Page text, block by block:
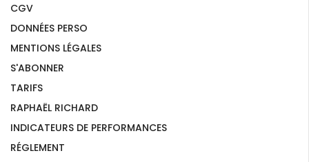
CGV
DONNÉES PERSO
MENTIONS LÉGALES
S'ABONNER
TARIFS
RAPHAËL RICHARD
INDICATEURS DE PERFORMANCES
RÉGLEMENT